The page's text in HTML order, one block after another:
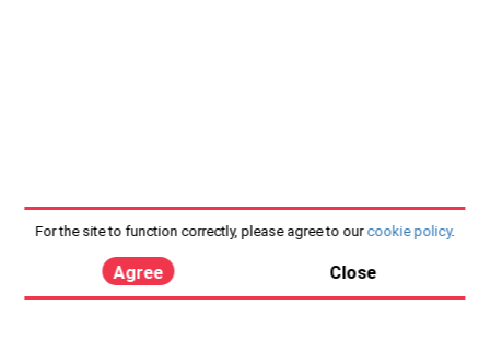
For the site to function correctly, please agree to our cookie policy.
Agree Close